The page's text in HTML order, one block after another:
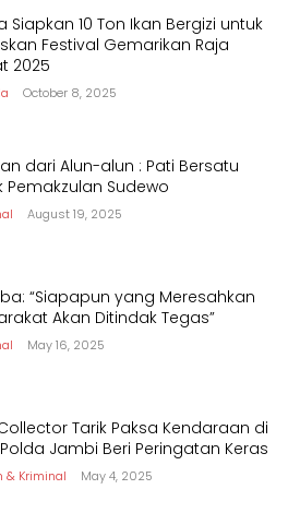
Siapkan 10 Ton Ikan Bergizi untuk
Festival Gemarikan Raja
2025
October 8, 2025
dari Alun-alun : Pati Bersatu
Pemakzulan Sudewo
August 19, 2025
“Siapapun yang Meresahkan
Akan Ditindak Tegas”
May 16, 2025
Tarik Paksa Kendaraan di
Jambi Beri Peringatan Keras
& Kriminal May 4, 2025